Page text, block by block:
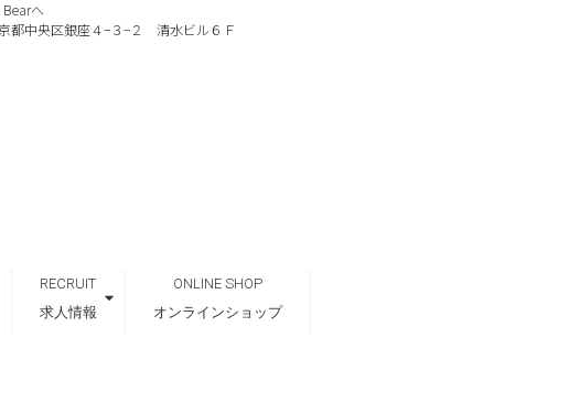
へ
都中央区銀座４−３−２ 清水ビル６Ｆ
RECRUIT
求人情報
ONLINE SHOP
オンラインショップ